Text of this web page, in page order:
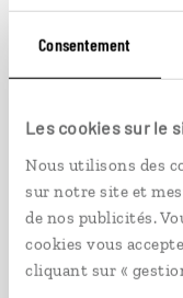
Consentement
Les cookies sur le
Nous utilisons des
sur notre site et
de nos publicités.
cookies vous
cliquant sur «
Street
Séjour culturel